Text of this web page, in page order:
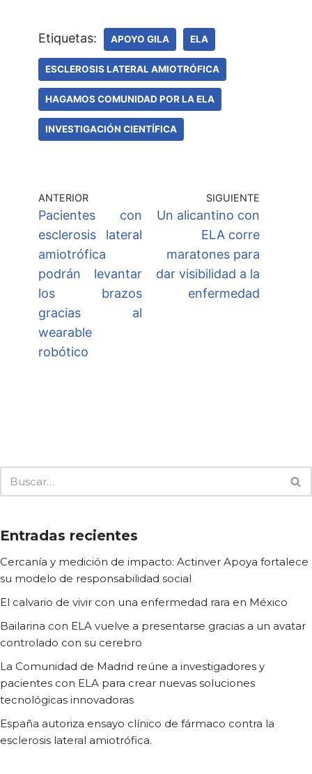
Etiquetas: APOYO GILA ELA
ESCLEROSIS LATERAL AMIOTRÓFICA
HAGAMOS COMUNIDAD POR LA ELA
INVESTIGACIÓN CIENTÍFICA
ANTERIOR
Pacientes con
esclerosis lateral
amiotrófica
podrán levantar
los brazos
gracias al
wearable
robótico
SIGUIENTE
Un alicantino con
ELA corre
maratones para
dar visibilidad a la
enfermedad
Entradas recientes
Cercanía y medición de impacto: Actinver Apoya fortalece
su modelo de responsabilidad social
El calvario de vivir con una enfermedad rara en México
Bailarina con ELA vuelve a presentarse gracias a un avatar
controlado con su cerebro
La Comunidad de Madrid reúne a investigadores y
pacientes con ELA para crear nuevas soluciones
tecnológicas innovadoras
España autoriza ensayo clínico de fármaco contra la
esclerosis lateral amiotrófica.